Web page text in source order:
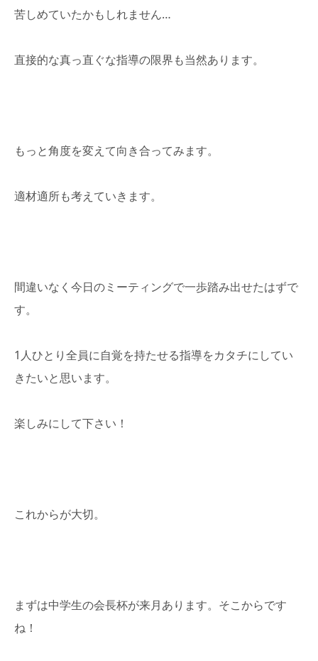
苦しめていたかもしれません…
直接的な真っ直ぐな指導の限界も当然あります。
もっと角度を変えて向き合ってみます。
適材適所も考えていきます。
間違いなく今日のミーティングで一歩踏み出せたはずで
す。
1人ひとり全員に自覚を持たせる指導をカタチにしてい
きたいと思います。
楽しみにして下さい！
これからが大切。
まずは中学生の会長杯が来月あります。そこからです
ね！